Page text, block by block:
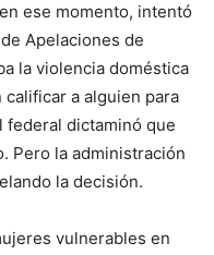
ese momento, intentó
Apelaciones de
la violencia doméstica
a alguien para
federal dictaminó que
Pero la administración
la decisión.
vulnerables en